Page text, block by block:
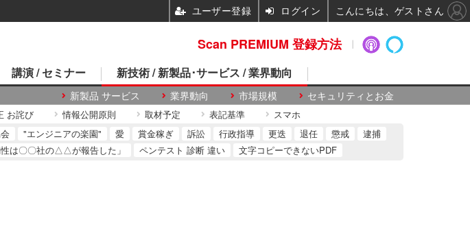
講演 / セミナー 新技術 / 新製品･サービス / 業界動向
新製品 サービス 業界動向 市場規模 セキュリティとお金
お詫び 情報公開原則 取材予定 表記基準 スマホ
"エンジニアの楽園" 愛 賞金稼ぎ 訴訟 行政指導 更迭 退任 懲戒
逮捕
性は〇〇社の△△が報告した」
ペンテスト 診断 違い 文字コピーできないPDF
Scan PREMIUM 登録方法
ユーザー登録 ログイン こんにちは、ゲストさん